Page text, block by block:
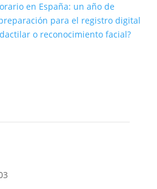
en España: un año de
para el registro digital
o reconocimiento facial?